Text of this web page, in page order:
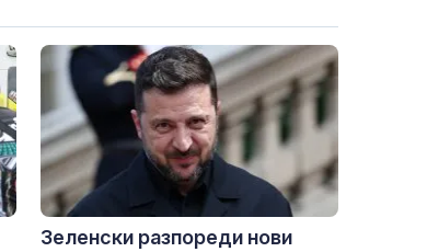
Зеленски разпореди нови